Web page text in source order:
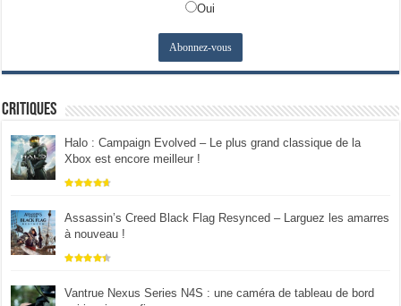
Oui
Critiques
Halo : Campaign Evolved – Le plus grand classique de la
Xbox est encore meilleur !
Assassin’s Creed Black Flag Resynced – Larguez les amarres
à nouveau !
Vantrue Nexus Series N4S : une caméra de tableau de bord